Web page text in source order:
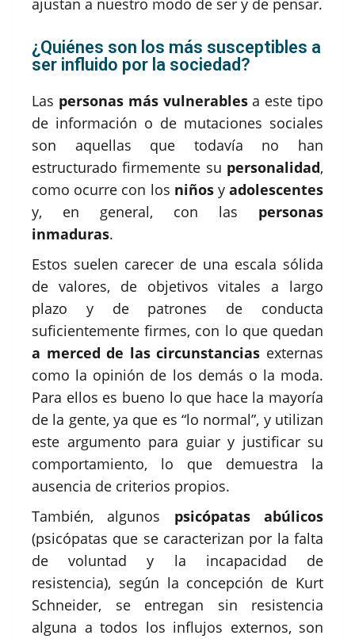
ajustan a nuestro modo de ser y de pensar.
¿Quiénes son los más susceptibles a
ser influido por la sociedad?
Las personas más vulnerablesa este tipo
de información o de mutaciones sociales
son aquellas que todavía no han
estructurado firmemente su personalidad,
como ocurre con los niñosyadolescentes
y, en general, con las personas
inmaduras.
Estos suelen carecer de una escala sólida
de valores, de objetivos vitales a largo
plazo y de patrones de conducta
suficientemente firmes, con lo que quedan
a merced de las circunstancias externas
como la opinión de los demás o la moda.
Para ellos es bueno lo que hace la mayoría
de la gente, ya que es “lo normal”, y utilizan
este argumento para guiar y justificar su
comportamiento, lo que demuestra la
ausencia de criterios propios.
También, algunos psicópatas abúlicos
(psicópatas que se caracterizan por la falta
de voluntad y la incapacidad de
resistencia), según la concepción de Kurt
Schneider, se entregan sin resistencia
alguna a todos los influjos externos, son